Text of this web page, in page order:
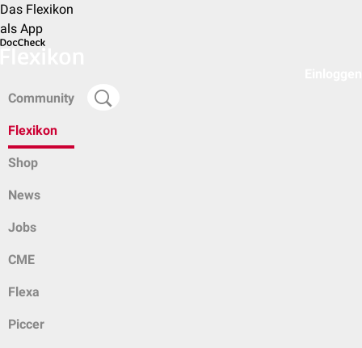
Das Flexikon
als App
Community
Flexikon
Shop
News
Jobs
CME
Flexa
Piccer